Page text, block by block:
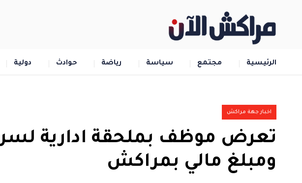
الرئيسية مجتمع سياسة رياضة حوادث دولية
اخبار جهة مراكش
تعرض موظف بملحقة ادارية
ومبلغ مالي بمراكش